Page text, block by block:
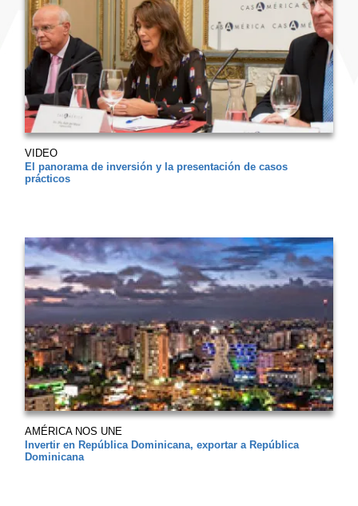
VIDEO
El panorama de inversión y la presentación de casos
prácticos
AMÉRICA NOS UNE
Invertir en República Dominicana, exportar a República
Dominicana